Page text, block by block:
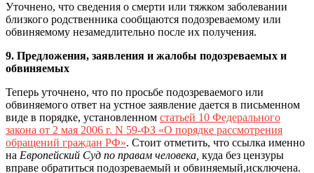
Уточнено, что сведения о смерти или тяжком заболевании
близкого родственника сообщаются подозреваемому или
обвиняемому незамедлительно после их получения.
9. Предложения, заявления и жалобы подозреваемых и
обвиняемых
Теперь уточнено, что по просьбе подозреваемого или
обвиняемого ответ на устное заявление дается в письменном
виде в порядке, установленном статьей 10 Федерального
закона от 2 мая 2006 г. N 59-ФЗ «О порядке рассмотрения
обращений граждан РФ». Стоит отметить, что ссылка именно
на Европейский Суд по правам человека, куда без цензуры
вправе обратиться подозреваемый и обвиняемый,исключена.